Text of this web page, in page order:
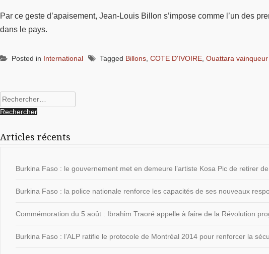
Par ce geste d’apaisement, Jean-Louis Billon s’impose comme l’un des
dans le pays.
Posted in International Tagged Billons COTE D'IVOIRE Ouattara vainqueur
Rechercher :
Articles récents
Burkina Faso : le gouvernement met en demeure l’artiste Kosa Pic de retirer
Burkina Faso : la police nationale renforce les capacités de ses nouveaux
Commémoration du 5 août : Ibrahim Traoré appelle à faire de la Révolution
Burkina Faso : l’ALP ratifie le protocole de Montréal 2014 pour renforcer la